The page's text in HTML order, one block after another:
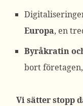
Europa, en
Byråkratin
bort
Vi sätter stopp